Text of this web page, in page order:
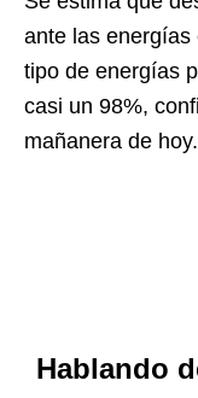
ante las energías
tipo de energías
casi un 98%,
mañanera de hoy.
Hablando